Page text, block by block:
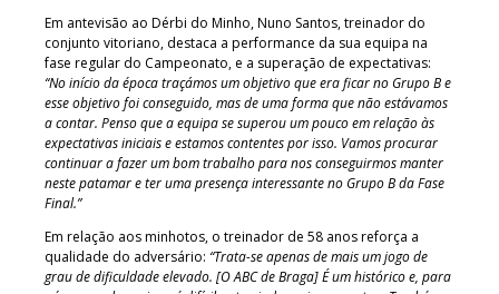
Em antevisão ao Dérbi do Minho, Nuno Santos, treinador do
conjunto vitoriano, destaca a performance da sua equipa na
fase regular do Campeonato, e a superação de expectativas:
“No início da época traçámos um objetivo que era ficar no Grupo B e
esse objetivo foi conseguido, mas de uma forma que não estávamos
a contar. Penso que a equipa se superou um pouco em relação às
expectativas iniciais e estamos contentes por isso. Vamos procurar
continuar a fazer um bom trabalho para nos conseguirmos manter
neste patamar e ter uma presença interessante no Grupo B da Fase
Final.”
Em relação aos minhotos, o treinador de 58 anos reforça a
qualidade do adversário: “Trata-se apenas de mais um jogo de
grau de dificuldade elevado. [O ABC de Braga] É um histórico e, para